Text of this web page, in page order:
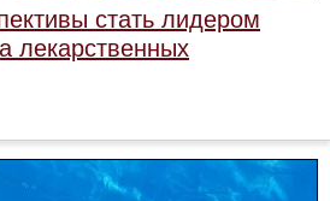
стать лидером
лекарственных